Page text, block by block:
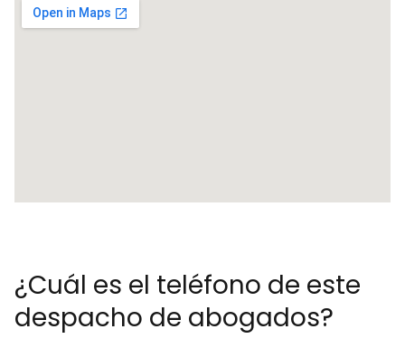
¿Cuál es el teléfono de este
despacho de abogados?